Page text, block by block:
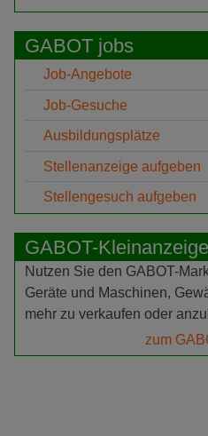
GABOT jobs
Job-Angebote
Job-Gesuche
Ausbildungsplätze
Stellenanzeige aufgeben
Stellengesuch aufgeben
GABOT-
Nutzen Sie den GABOT-
Geräte und Maschinen,
mehr zu verkaufen oder
zum